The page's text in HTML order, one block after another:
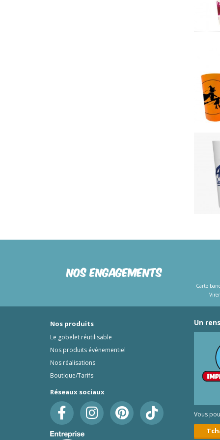
Nos engagements
Carte
Nos produits
Le gobelet réutilisable
Nos produits événementiel
Nos réalisations
Boutique/Tarifs
Réseaux sociaux
Un
Vous